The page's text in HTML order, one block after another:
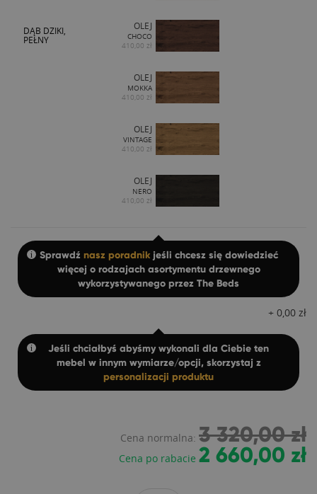
DĄB DZIKI,
PEŁNY
OLEJ
CHOCO
410,00 zł
OLEJ
MOKKA
410,00 zł
OLEJ
VINTAGE
410,00 zł
OLEJ
NERO
410,00 zł
Sprawdź nasz poradnikjeśli chcesz się dowiedzieć
więcej o rodzajach asortymentu drzewnego
wykorzystywanego przez The Beds
+ 0,00 zł
Jeśli chciałbyś abyśmy wykonali dla Ciebie ten
mebel w innym wymiarze/opcji, skorzystaj z
personalizacji produktu
Cena normalna: 3 320,00 zł
Cena po rabacie 2 660,00 zł